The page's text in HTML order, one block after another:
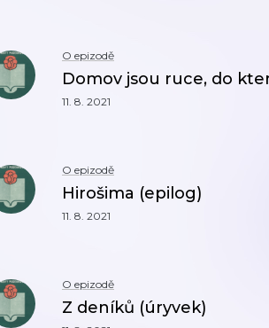
O epizodě
Domov jsou ruce, do
11. 8. 2021
O epizodě
Hirošima (epilog)
11. 8. 2021
O epizodě
Z deníků (úryvek)